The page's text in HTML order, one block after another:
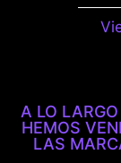
A LO
HEMOS
LAS